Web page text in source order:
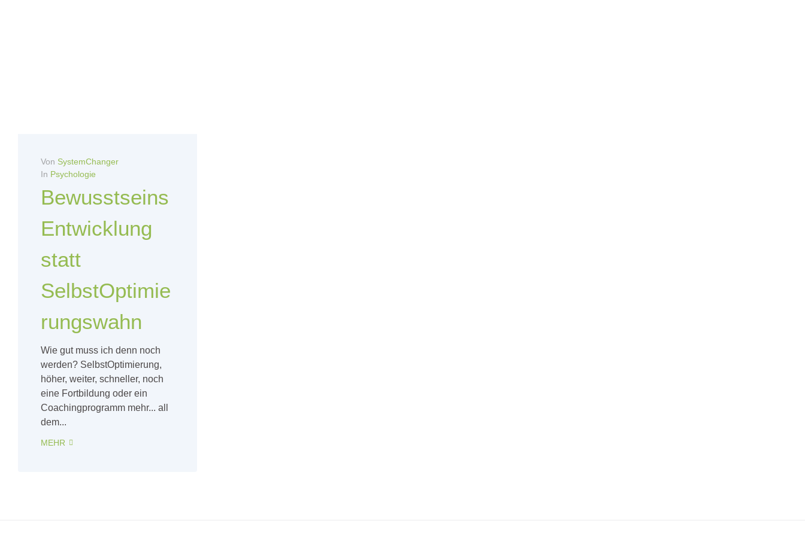
Von SystemChanger
In Psychologie
Bewusstseins
Entwicklung
statt
SelbstOptimie
rungswahn
Wie gut muss ich denn noch
werden? SelbstOptimierung,
höher, weiter, schneller, noch
eine Fortbildung oder ein
Coachingprogramm mehr... all
dem...
MEHR